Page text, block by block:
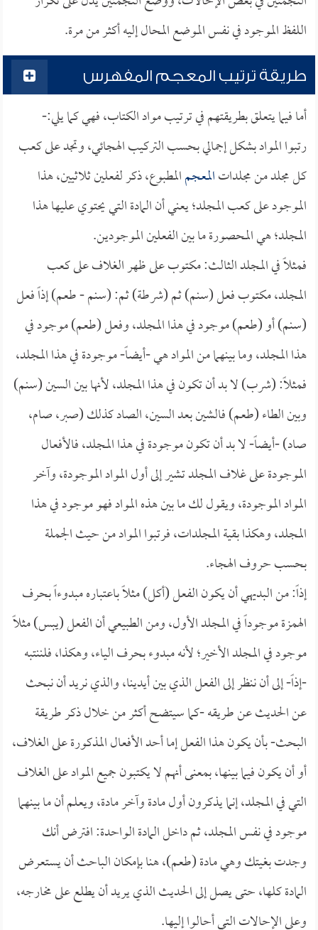
اللفظ الموجود في نفس الموضع المحال إليه أكثر من مرة.
طريقة ترتيب المعجم المفهرس
أما فيما يتعلق بطريقتهم في ترتيب مواد الكتاب، فهي كما يلي:-
رتبوا المواد بشكل إجمالي بحسب التركيب الهجائي، وتجد على كعب
كل مجلد من مجلداتالمعجمالمطبوع، ذكر لفعلين ثلاثيين، هذا
الموجود على كعب المجلد؛ يعني أن المادة التي يحتوي عليها هذا
المجلد؛ هي المحصورة ما بين الفعلين الموجودين.
فمثلاً في المجلد الثالث: مكتوب على ظهر الغلاف على كعب
المجلد، مكتوب فعل (سنم) ثم (شرطة) ثم: (سنم - طعم) إذاً فعل
(سنم) أو (طعم) موجود في هذا المجلد، وفعل (طعم) موجود في
هذا المجلد، وما بينهما من المواد هي -أيضاً- موجودة في هذا المجلد،
فمثلاً: (شرب) لا بد أن تكون في هذا المجلد، لأنها بين السين (سنم)
وبين الطاء (طعم) فالشين بعد السين، الصاد كذلك (صبر، صام،
صاد) -أيضاً- لا بد أن تكون موجودة في هذا المجلد، فالأفعال
الموجودة على غلاف المجلد تشير إلى أول المواد الموجودة، وآخر
المواد الموجودة، ويقول لك ما بين هذه المواد فهو موجود في هذا
المجلد، وهكذا بقية المجلدات، فرتبوا المواد من حيث الجملة
بحسب حروف الهجاء.
إذاً: من البديهي أن يكون الفعل (أكل) مثلاً باعتباره مبدوءاً بحرف
الهمزة موجوداً في المجلد الأول، ومن الطبيعي أن الفعل (يبس) مثلاً
موجود في المجلد الأخير؛ لأنه مبدوء بحرف الياء، وهكذا، فلننتبه
-إذاً- إلى أن ننظر إلى الفعل الذي بين أيدينا، والذي نريد أن نبحث
عن الحديث عن طريقه -كما سيتضح أكثر من خلال ذكر طريقة
البحث- بأن يكون هذا الفعل إما أحد الأفعال المذكورة على الغلاف،
أو أن يكون فيما بينها، بمعنى أنهم لا يكتبون جميع المواد على الغلاف
التي في المجلد، إنما يذكرون أول مادة وآخر مادة، ويعلم أن ما بينهما
موجود في نفس المجلد، ثم داخل المادة الواحدة: افترض أنك
وجدت بغيتك وهي مادة (طعم)، هنا بإمكان الباحث أن يستعرض
المادة كلها، حتى يصل إلى الحديث الذي يريد أن يطلع على مخارجه،
وعلى الإحالات التي أحالوا إليها.